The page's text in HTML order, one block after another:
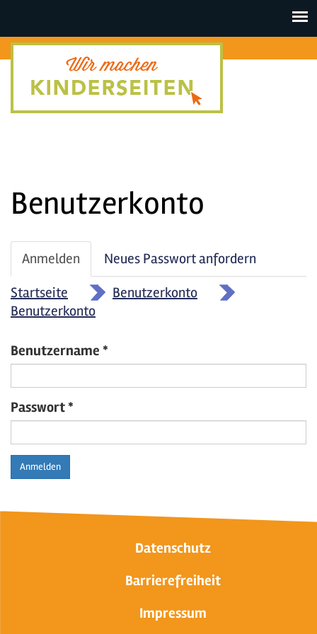
Toggle
Benutzerkonto
Haupt-
Reiter
Anmelden (aktiver
Reiter)
Neues Passwort anfordern
Startseite
» Benutzerkonto
»
Benutzerkonto
Benutzername *
Passwort *
Anmelden
Datenschutz
Barrierefreiheit
Impressum